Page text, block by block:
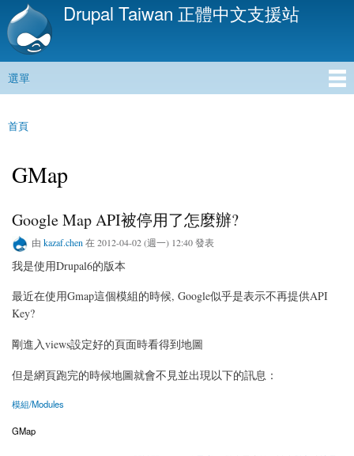
移
內
Drupal Taiwan 正體中文支援站
主選單
選單
您在這裡
首頁
GMap
Google Map API被停用了怎麼辦?
由 kazaf.chen 在 2012-04-02 (週一) 12:40 發表
我是使用Drupal6的版本
最近在使用Gmap這個模組的時候, Google似乎是表示不再提供API
Key?
剛進入views設定好的頁面時看得到地圖
但是網頁跑完的時候地圖就會不見並出現以下的訊息：
模組/Modules
GMap